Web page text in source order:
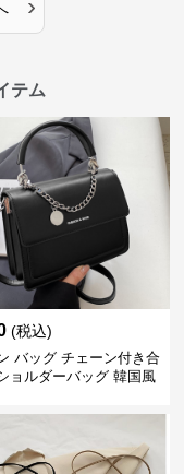
›
テム
(税込)
バッグ チェーン付き合
ョルダーバッグ 韓国風